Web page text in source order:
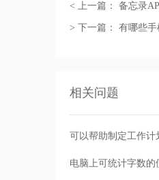
< 上一篇： 备忘录
> 下一篇： 有哪些手
相关问题
可以帮助制定工作计
电脑上可统计字数的